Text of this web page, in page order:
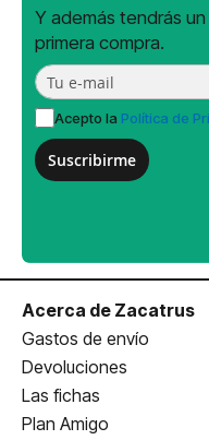
Y además tendrás
primera compra.
Acepto la Política de
Suscribirme
Acerca de Zacatrus
Gastos de envío
Devoluciones
Las fichas
Plan Amigo